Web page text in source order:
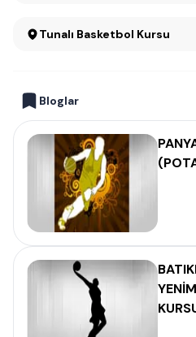
Tunalı Basketbol Kursu
Bloglar